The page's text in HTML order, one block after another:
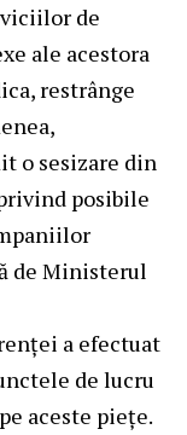
de
ale acestora
restrânge
o sesizare din
posibile
de Ministerul
a efectuat
de lucru
aceste pieţe.